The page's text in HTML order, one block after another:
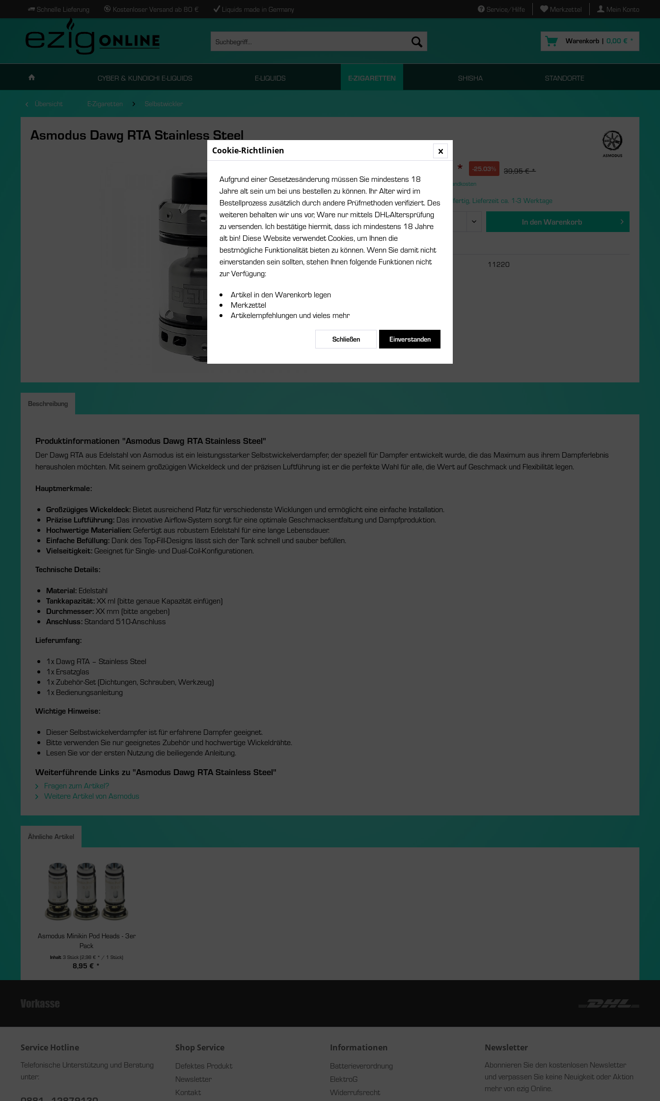
Schnelle Lieferung Kostenloser Versand ab 80 € Liquids made in Germany Service/Hilfe Merkzettel Mein Konto
Warenkorb | 0,00 € *
CYBER & KUNOICHI E-LIQUIDS E-LIQUIDS E-ZIGARETTEN SHISHA STANDORTE
Übersicht E-Zigaretten Selbstwickler
Asmodus Dawg RTA Stainless Steel
29,95 € *
-25.03% 39,95 € *
inkl. MwSt. zzgl. Versandkosten
Sofort versandfertig, Lieferzeit ca. 1-3 Werktage
In denWarenkorb
Artikel-Nr.: 11220
Beschreibung
Produktinformationen "Asmodus Dawg RTA Stainless Steel"
Der Dawg RTA aus Edelstahl von Asmodus ist ein leistungsstarker Selbstwickelverdampfer, der speziell für Dampfer entwickelt wurde, die das Maximum aus ihrem Dampferlebnis
herausholen möchten. Mit seinem großzügigen Wickeldeck und der präzisen Luftführung ist er die perfekte Wahl für alle, die Wert auf Geschmack und Flexibilität legen.
Hauptmerkmale:
Großzügiges Wickeldeck: Bietet ausreichend Platz für verschiedenste Wicklungen und ermöglicht eine einfache Installation.
Präzise Luftführung: Das innovative Airflow-System sorgt für eine optimale Geschmacksentfaltung und Dampfproduktion.
Hochwertige Materialien:Gefertigt aus robustem Edelstahl für eine lange Lebensdauer.
Einfache Befüllung: Dank des Top-Fill-Designs lässt sich der Tank schnell und sauber befüllen.
Vielseitigkeit:Geeignet für Single- und Dual-Coil-Konfigurationen.
Technische Details:
Material: Edelstahl
Tankkapazität:XX ml (bitte genaue Kapazität einfügen)
Durchmesser:XX mm (bitte angeben)
Anschluss:Standard 510-Anschluss
Lieferumfang:
1x Dawg RTA – Stainless Steel
1x Ersatzglas
1x Zubehör-Set (Dichtungen, Schrauben, Werkzeug)
1x Bedienungsanleitung
Wichtige Hinweise:
Dieser Selbstwickelverdampfer ist für erfahrene Dampfer geeignet.
Bitte verwenden Sie nur geeignetes Zubehör und hochwertige Wickeldrähte.
Lesen Sie vor der ersten Nutzung die beiliegende Anleitung.
Weiterführende Links zu "Asmodus Dawg RTA Stainless Steel"
Fragen zum Artikel?
Weitere Artikel von Asmodus
Ähnliche Artikel
Asmodus Minikin Pod Heads - 3er
Pack
Inhalt 3 Stück (2,98 € * / 1 Stück)
8,95 € *
Service Hotline
Telefonische Unterstützung und Beratung
unter:
Shop Service
Defektes Produkt
Newsletter
Kontakt
Informationen
Batterieverordnung
ElektroG
Widerrufsrecht
Newsletter
Abonnieren Sie den kostenlosen Newsletter
und verpassen Sie keine Neuigkeit oder Aktion
mehr von ezig Online.
Cookie-Richtlinien
Aufgrund einer Gesetzesänderung müssen Sie mindestens 18
Jahre alt sein um bei uns bestellen zu können. Ihr Alter wird im
Bestellprozess zusätzlich durch andere Prüfmethoden verifiziert. Des
weiteren behalten wir uns vor, Ware nur mittels DHL-Altersprüfung
zu versenden. Ich bestätige hiermit, dass ich mindestens 18 Jahre
alt bin! Diese Website verwendet Cookies, um Ihnen die
bestmögliche Funktionalität bieten zu können. Wenn Sie damit nicht
einverstanden sein sollten, stehen Ihnen folgende Funktionen nicht
zur Verfügung:
Artikel in den Warenkorb legen
Merkzettel
Artikelempfehlungen und vieles mehr
Einverstanden
Schließen